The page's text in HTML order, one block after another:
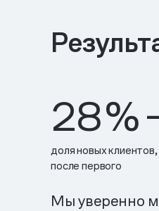
28%
доля новых
после первого
Мы уверенно